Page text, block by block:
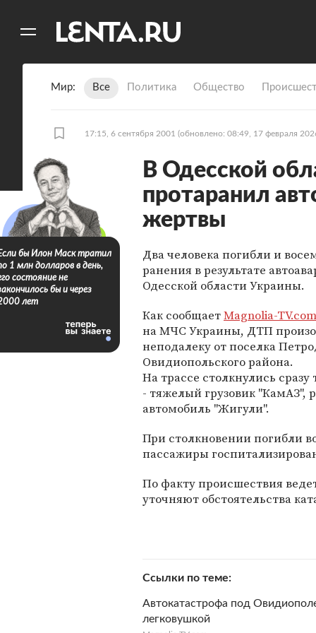
Мир Все Политика Общество
17:15, 6 сентября 2001 (обновлено: 08:49, 17 февраля
В Одесской
протаранил
жертвы
Два человека погибли и
ранения в результате
Одесской области Украины.
Как сообщаетMagnolia-TV.com
на МЧС Украины, ДТП
неподалеку от поселка
Овидиопольского района.
На трассе столкнулись
- тяжелый грузовик "КамАЗ",
автомобиль "Жигули".
При столкновении погибли
пассажиры
По факту происшествия
уточняют обстоятельства
Ссылки по теме
Автокатастрофа под
легковушкой
бы Илон Маск тратил
1 млн долларов в день,
состояние не
бы и через
лет